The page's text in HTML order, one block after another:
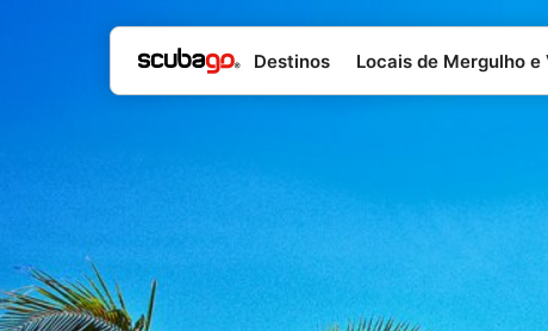
Destinos Locais de Mergulho e